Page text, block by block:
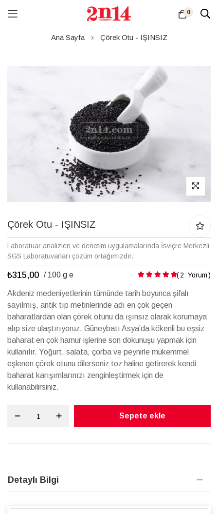
0
Ana Sayfa Çörek Otu - IŞINSIZ
galerisinin
atla
Çörek Otu - IŞINSIZ
Laboratuar analizleri ve denetim uygulamalarında İsviçre Merkezli
SGS Laboratuvarları çözüm ortağımızdır.
₺315,00 / 100 g e Puanlama: 2 Yorum
Akdeniz medeniyetlerinin tümünde tarih boyunca şifalı
sayılmış, antik tıp metinlerinde adı en çok geçen
baharatlardan olan çörek otunu da ışınsız olarak korumaya
alıp size ulaştırıyoruz. Güneybatı Asya’da kökenli bu eşsiz
baharat en çok hamur işlerine son dokunuşu yapmak için
kullanılır. Yoğurt, salata, çorba ve peynirle mükemmel
eşlenen çörek otunu dilerseniz toz haline getirerek kendi
baharat karışımlarınızı zenginleştirmek için de
kullanabilirsiniz.
Sepete ekle
Detaylı Bilgi